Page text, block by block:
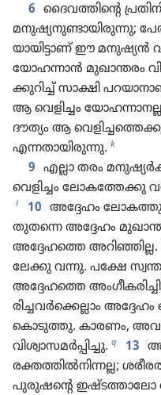
6 ദൈവത്തിന്റെ
മനുഷ്യനുണ്ടായിരുന്നു;
യാ​യി​ട്ടാണ്‌ ഈ മനുഷ്യൻ
യോഹ​ന്നാൻ മുഖാ​ന്തരം
ക്കു​റിച്ച്‌ സാക്ഷി
ആ വെളിച്ചം
ദൗത്യം ആ
എന്നതായിരുന്നു. k
9 എല്ലാ തരം
വെ​ളി​ച്ചം ലോക​ത്തേക്കു
l 10 അദ്ദേഹം
തു​തന്നെ അദ്ദേഹം
അദ്ദേഹത്തെ അറിഞ്ഞില്ല.
ലേക്കു വന്നു. പക്ഷേ
അദ്ദേഹത്തെ
രി​ച്ച​വർക്കെ​ല്ലാം
കൊടുത്തു. കാരണം, അവർ
വിശ്വാസമർപ്പിച്ചു. q 13
രക്തത്തിൽനിന്നല്ല;
പുരുഷന്റെ ഇഷ്ടത്താ​ലോ